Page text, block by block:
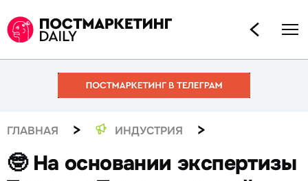
ГЛАВНАЯ > ИНДУСТРИЯ >
🤓 На основании экспертизы